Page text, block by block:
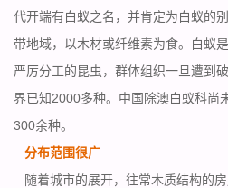
代开端有白蚁之名，并肯定为白蚁的
带地域，以木材或纤维素为食。白蚁
严厉分工的昆虫，群体组织一旦遭到
界已知2000多种。中国除澳白蚁科尚
300余种。
分布范围很广
随着城市的展开，往常木质结构的